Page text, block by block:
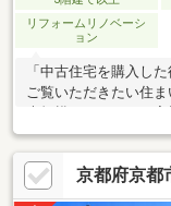
リフォームリノベーシ
ョン
「中古住宅を購入し
ご覧いただきたい住
大規模リフォームを
面化粧台、トイレ、
建具も一新予定です
圏内にそろい、住み
ムキッチン・浴室・
京都府京都